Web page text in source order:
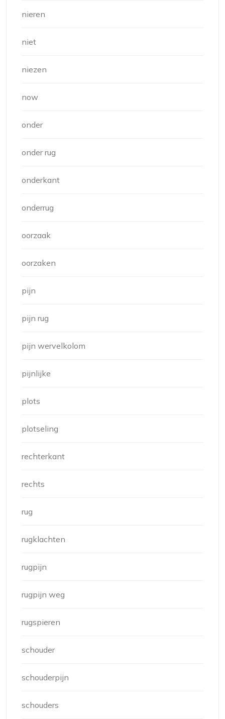
nieren
niet
niezen
now
onder
onder rug
onderkant
onderrug
oorzaak
oorzaken
pijn
pijn rug
pijn wervelkolom
pijnlijke
plots
plotseling
rechterkant
rechts
rug
rugklachten
rugpijn
rugpijn weg
rugspieren
schouder
schouderpijn
schouders